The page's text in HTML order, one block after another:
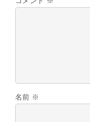
名前 ※